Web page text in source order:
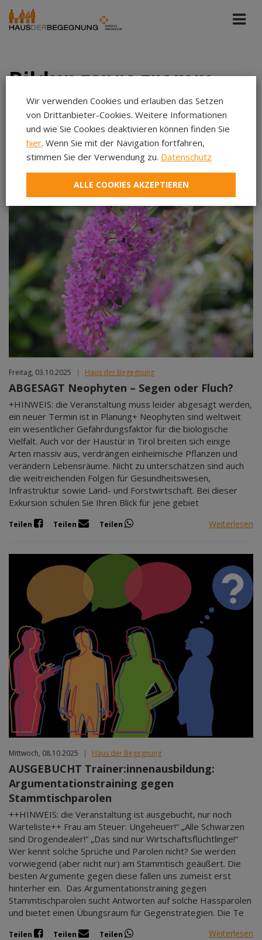
Bildungsprogramm
Haus der Begegnung
Kommende Veranstaltungen
Sep 2026
Okt 2026
Nov 2026
Jan 2027
Feb 2027
Mär 2027
Apr 2027
Mai 2027
Jun 2027
Jul 2027
Freitag, 03.10.2025 | Haus der Begegnung
ABGESAGT Neophyten – Segen oder Fluch?
+HINWEIS: die Veranstaltung muss leider abgesagt werden,
ein neuer Termin ist in Planung+ Neophyten sind weltweit
ein wesentlicher Gefährdungsfaktor für die biologische
Vielfalt. Auch vor der Haustür in Tirol breiten sich einige
Arten massiv aus, verdrängen einheimische Pflanzen und
verändern Lebensräume. Nicht zu unterschätzen sind auch
die weitreichenden Folgen für Gesundheitswesen,
Infrastruktur sowie Land- und Forstwirtschaft. Bei dieser
Exkursion schulen Sie Ihren Blick für jene gebiet
Teilen Teilen Teilen Weiterlesen
Mittwoch, 08.10.2025 | Haus der Begegnung
AUSGEBUCHT Trainer:innenausbildung:
Argumentationstraining gegen
Stammtischparolen
++HINWEIS: die Veranstaltung ist ausgebucht, nur noch
Warteliste++ Frau am Steuer: Ungeheuer!“ „Alle Schwarzen
sind Drogendealer!“ „Das sind nur Wirtschaftsflüchtlinge!“
Wer kennt solche Sprüche und Parolen nicht? Sie werden
vorwiegend (aber nicht nur) am Stammtisch geäußert. Die
besten Argumente gegen diese fallen uns zumeist erst
hinterher ein. Das Argumentationstraining gegen
Stammtischparolen sucht Antworten auf solche Hassparolen
und bietet einen Übungsraum für Gegenstrategien. Die Te
Teilen Teilen Teilen Weiterlesen
Wir verwenden Cookies und erlauben das Setzen
von Drittanbieter-Cookies. Weitere Informationen
und wie Sie Cookies deaktivieren können finden Sie
hier. Wenn Sie mit der Navigation fortfahren,
stimmen Sie der Verwendung zu. Datenschutz
ALLE COOKIES AKZEPTIEREN